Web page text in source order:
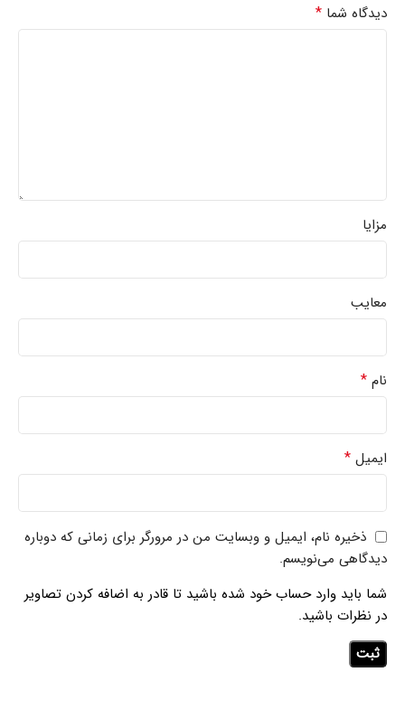
دیدگاه شما *
مزایا
معایب
نام *
ایمیل *
ذخیره نام، ایمیل و وبسایت من در مرورگر برای زمانی که دوباره
دیدگاهی می‌نویسم.
شما باید وارد حساب خود شده باشید تا قادر به اضافه کردن تصاویر
در نظرات باشید.